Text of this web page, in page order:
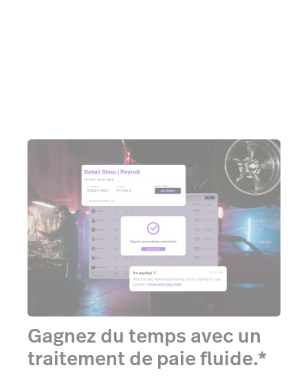
Gagnez du temps avec un
traitement de paie fluide.*